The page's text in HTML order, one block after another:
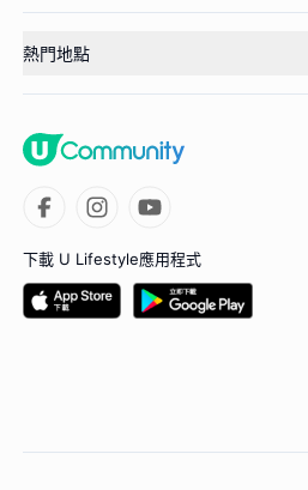
熱門地點
下載 U Lifestyle應用程式